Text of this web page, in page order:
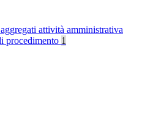
attività amministrativa
procedimento 1